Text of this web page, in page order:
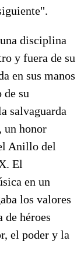
disciplina
y fuera de su
en sus manos
de su
salvaguarda
un honor
Anillo del
El
en un
los valores
de héroes
el poder y la